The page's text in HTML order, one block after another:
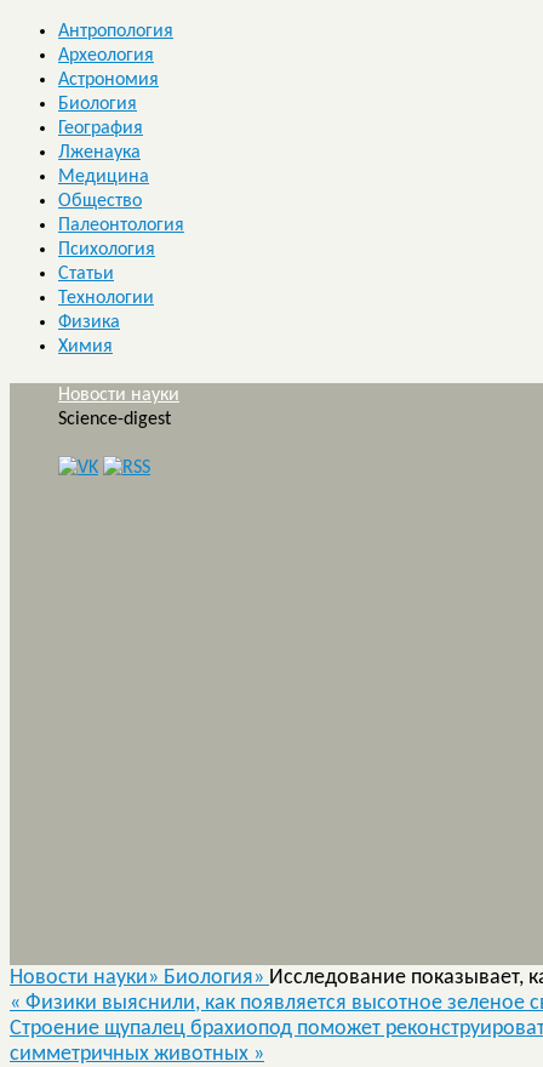
Антропология
Археология
Астрономия
Биология
География
Лженаука
Медицина
Общество
Палеонтология
Психология
Статьи
Технологии
Физика
Химия
Новости науки
Science-digest
Новости науки» Биология» Исследование показывает,
« Физики выяснили, как появляется высотное зеленое
Строение щупалец брахиопод поможет
симметричных животных »